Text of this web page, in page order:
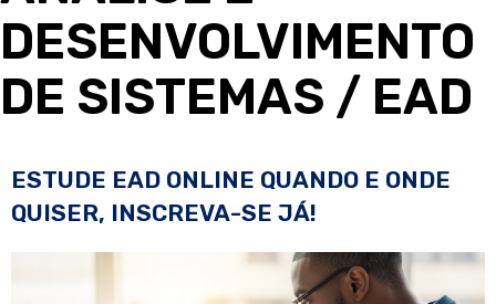
DESENVOLVIMENTO
DE SISTEMAS / EAD
ESTUDE EAD ONLINE QUANDO E ONDE
QUISER, INSCREVA-SE JÁ!